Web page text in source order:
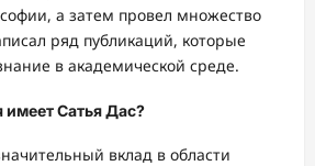
а затем провел множество
ряд публикаций, которые
в академической среде.
Сатья Дас?
вклад в области